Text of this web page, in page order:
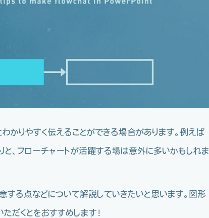
かりやすく伝えることができる場合があります。例えば
、フローチャートが活躍する場は意外に多いかもしれま
する点などについて解説していきたいと思います。図形
だくとをおすすめします！